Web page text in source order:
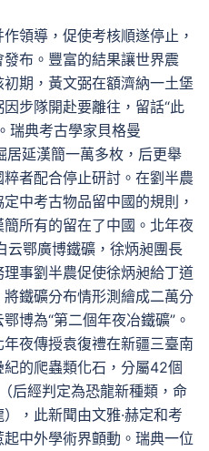
領導，促使考核順遂停止，
布。豐富的結果讓世界震
期，黃文弼在額濟納一土堡
步隊開赴要離往，留話“此
瑞典考古學家貝格曼
居延漢簡一萬多枚，后更舉
者配合停止研討。在劉半農
中考古物品留中國的規則，
所有的留在了中國。北年夜
云鄂廣博鐵礦，徐炳昶團長
事劉半農促使徐炳昶給丁道
鐵礦分布情形測繪成二萬分
博為“第二個年夜冶鐵礦”。
夜傳授袁復禮在新疆三臺南
的爬蟲類化石，分屬42個
后經判定為恐龍新種類，命
，此新聞由文雅·赫定和考
中外學術界顫動。瑞典一位